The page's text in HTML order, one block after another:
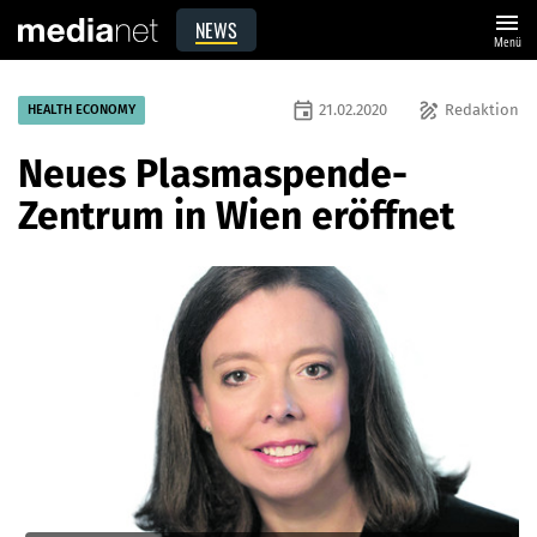
NEWS menu
Menü
HEALTH ECONOMY draw Redaktion
event 21.02.2020
Neues Plasmaspende-
Zentrum in Wien eröffnet